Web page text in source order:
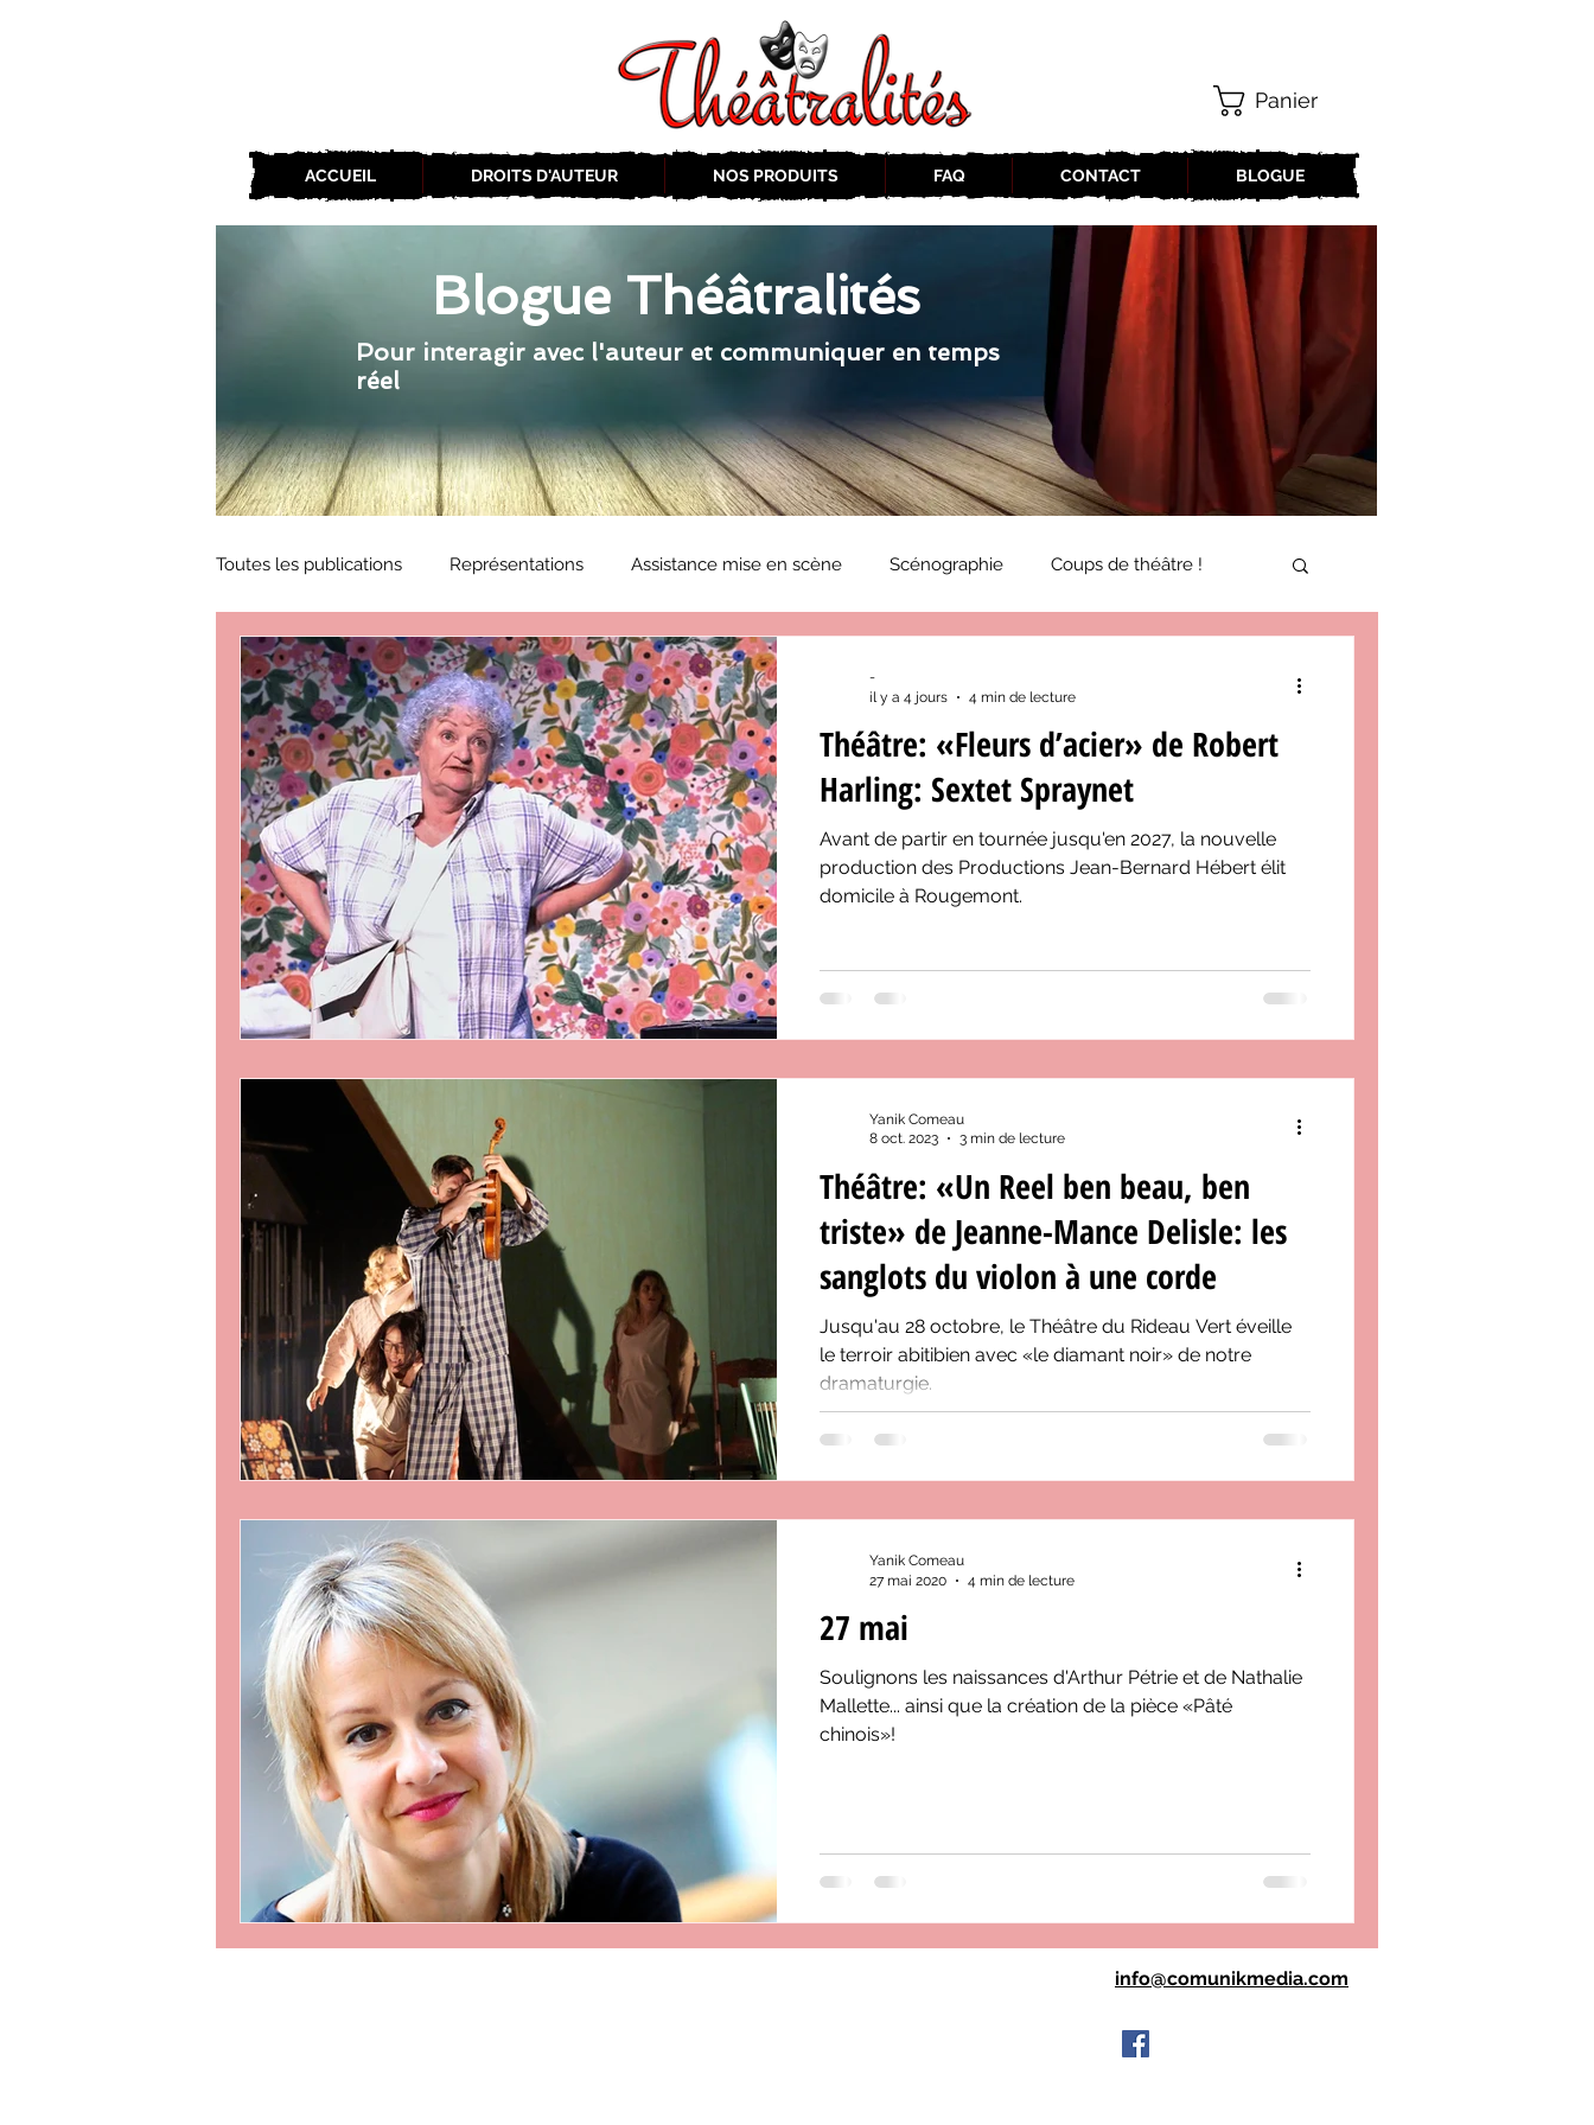
ACCUEIL DROITS D'AUTEUR NOS PRODUITS FAQ CONTACT BLOGUE
Panier
Blogue Théâtralités
Pour interagir avec l'auteur et communiquer en temps
réel
Toutes les publications Représentations Assistance mise en scène Scénographie Coups de théâtre !
Zone Culture ZoneCulture 2019-2020 Éphémérides du théâtre QC
ZoneCulture 2018-2019 ZoneCulture 2020-2021 Journal «BIENVENUE À BORD!» ZoneCulture 2021-2022
ZoneCulture 2022-2023 ZoneCulture 2023-2024 ZoneCulture 2024-2025 ZoneCulture 2025-2026
critique théâtre Rhinocéros ZoneCulture 2026-2027
Théâtre: «Fleurs d’acier» de Robert
Harling: Sextet Spraynet
Avant de partir en tournée jusqu'en 2027, la nouvelle
production des Productions Jean-Bernard Hébert élit
domicile à Rougemont.
-
il y a 4 jours
4 min de lecture
Théâtre: «Un Reel ben beau, ben
triste» de Jeanne-Mance Delisle: les
sanglots du violon à une corde
Jusqu'au 28 octobre, le Théâtre du Rideau Vert éveille
le terroir abitibien avec «le diamant noir» de notre
dramaturgie.
Yanik Comeau
8 oct. 2023
3 min de lecture
27 mai
Soulignons les naissances d'Arthur Pétrie et de Nathalie
Mallette... ainsi que la création de la pièce «Pâté
chinois»!
Yanik Comeau
27 mai 2020
4 min de lecture
info@comunikmedia.com